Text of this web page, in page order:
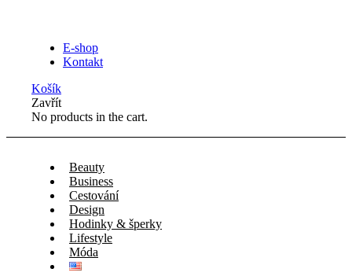
E-shop
Kontakt
Košík
Zavřít
No products in the cart.
Beauty
Business
Cestování
Design
Hodinky & šperky
Lifestyle
Móda